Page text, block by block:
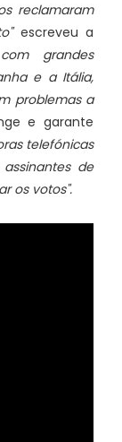
reclamaram
escreveu a
grandes
e a Itália,
problemas a
e garante
telefónicas
de
os votos".